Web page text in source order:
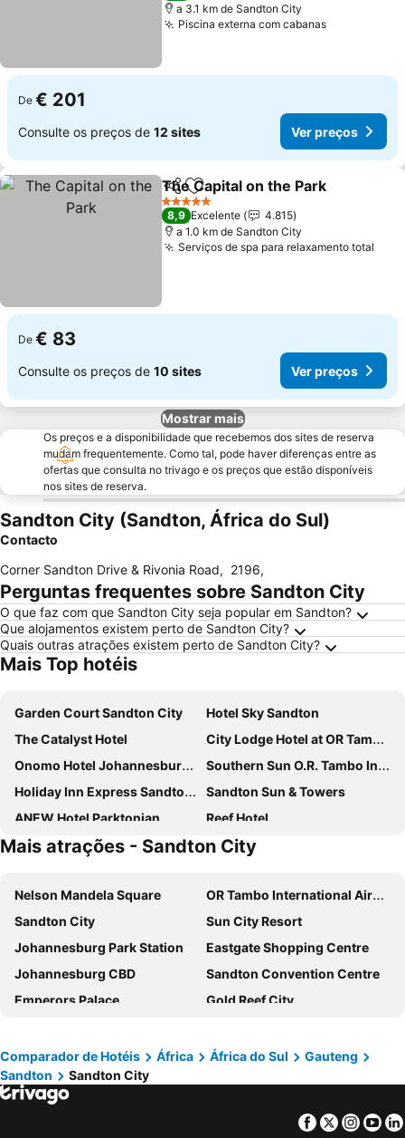
a 3.1 km de Sandton City
Piscina externa com cabanas
De € 201
Consulte os preços de 12 sites Ver preços
PartilharAdicionar aos favoritos
The Capital on the Park
5 Estrelas
8,9 Excelente
4.815
a 1.0 km de Sandton City
Serviços de spa para relaxamento total
De € 83
Consulte os preços de 10 sites Ver preços
Mostrar mais
Os preços e a disponibilidade que recebemos dos sites de reserva
mudam frequentemente. Como tal, pode haver diferenças entre as
ofertas que consulta no trivago e os preços que estão disponíveis
nos sites de reserva.
Sandton City (Sandton, África do Sul)
Contacto
Corner Sandton Drive & Rivonia Road, 2196,
Perguntas frequentes sobre Sandton City
O que faz com que Sandton City seja popular em Sandton?
Que alojamentos existem perto de Sandton City?
Quais outras atrações existem perto de Sandton City?
Mais Top hotéis
Garden Court Sandton City
Hotel Sky Sandton
The Catalyst Hotel
City Lodge Hotel at OR Tambo International Airport
Onomo Hotel Johannesburg Sandton
Southern Sun O.R. Tambo International Airport
Holiday Inn Express Sandton - Woodmead By Ihg
Sandton Sun & Towers
ANEW Hotel Parktonian
Reef Hotel
Protea Hotel Transit O.R. Tambo Airport
Radisson Blu Hotel Sandton, Johannesburg
City Lodge Hotel Newtown
Gardenia Boutique Hotel
The Houghton Hotel, Spa, Wellness & Golf
Hampton By Hilton Sandton Grayston
Holiday Inn Johannesburg Sunnyside Park By Ihg
Garden Court Eastgate
Southern Sun Sandton
Central Lodge Hotels
Road Lodge Sandton
The Nicol Hotel and Apartments
StayEasy Eastgate
Radisson Blu Gautrain Hotel, Sandton Johannesburg
Businessburg Hotel
Garden Court Milpark
Johannesburg Marriott Hotel Melrose Arch
Mais atrações - Sandton City
Nelson Mandela Square
OR Tambo International Airport
Sandton City
Sun City Resort
Johannesburg Park Station
Eastgate Shopping Centre
Johannesburg CBD
Sandton Convention Centre
Emperors Palace
Gold Reef City
Sandton Gautrain Station
Melrose Arch
Carlton Center
Vilakazi Street
Johannesburg Zoo
Comparador de Hotéis África África do Sul
Gauteng
Sandton
Sandton City
Facebook
Twitter